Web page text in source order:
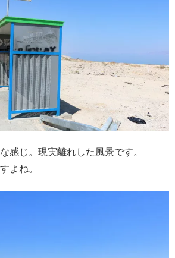
感じ。現実離れした風景です。
よね。